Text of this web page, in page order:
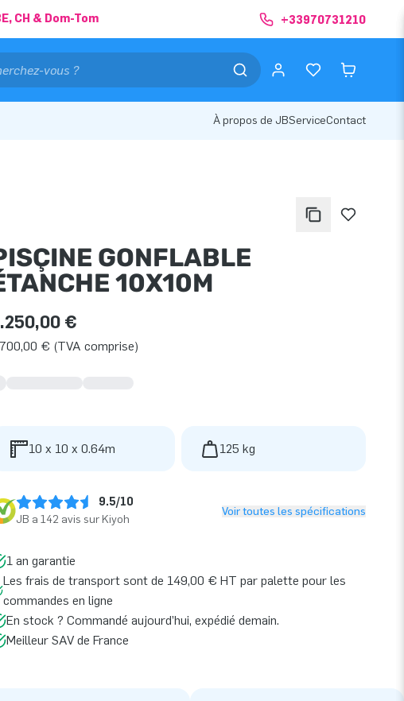
CH & Dom-Tom +33970731210
À propos de JBServiceContact
GONFLABLE
10X10M
€
€ (TVA comprise)
10 x 10 x 0.64m 125 kg
9.5/10
JB a 142 avis sur Kiyoh
Voir toutes les spécifications
1 an garantie
Les frais de transport sont de 149,00 € HT par palette pour les
commandes en ligne
En stock ? Commandé aujourd’hui, expédié demain.
Meilleur SAV de France